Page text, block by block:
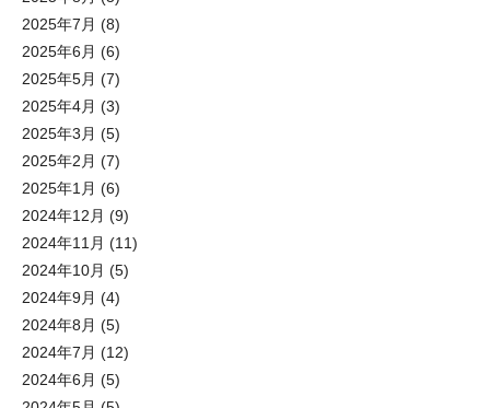
2025年7月 (8)
2025年6月 (6)
2025年5月 (7)
2025年4月 (3)
2025年3月 (5)
2025年2月 (7)
2025年1月 (6)
2024年12月 (9)
2024年11月 (11)
2024年10月 (5)
2024年9月 (4)
2024年8月 (5)
2024年7月 (12)
2024年6月 (5)